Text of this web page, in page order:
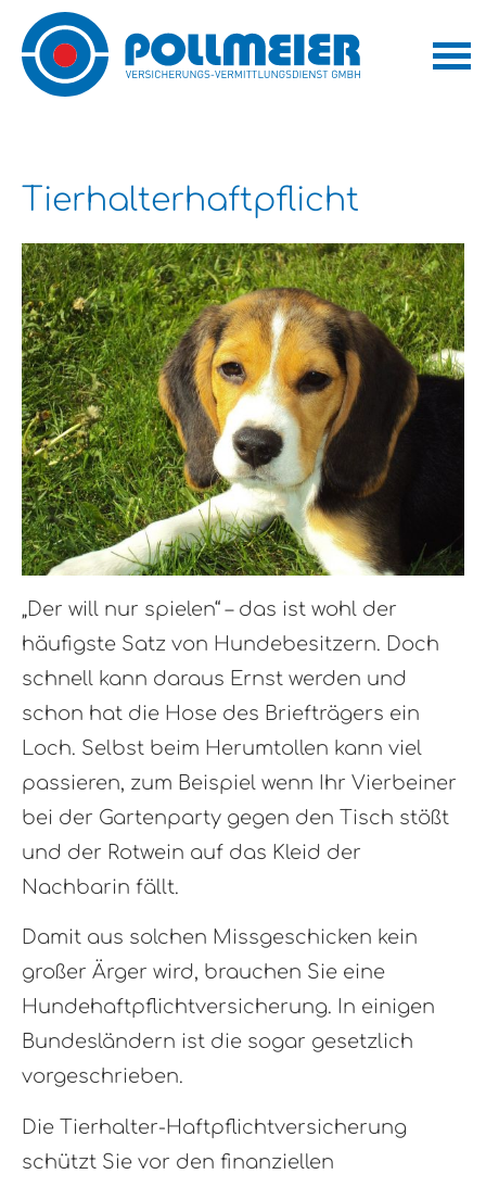
Tierhalterhaftpflicht
„Der will nur spielen“ – das ist wohl der
häufigste Satz von Hundebesitzern. Doch
schnell kann daraus Ernst werden und
schon hat die Hose des Briefträgers ein
Loch. Selbst beim Herumtollen kann viel
passieren, zum Beispiel wenn Ihr Vierbeiner
bei der Gartenparty gegen den Tisch stößt
und der Rotwein auf das Kleid der
Nachbarin fällt.
Damit aus solchen Missgeschicken kein
großer Ärger wird, brauchen Sie eine
Hundehaftpflichtversicherung. In einigen
Bundesländern ist die sogar gesetzlich
vorgeschrieben.
Die Tierhalter-Haft­pflichtversicherung
schützt Sie vor den finanziellen